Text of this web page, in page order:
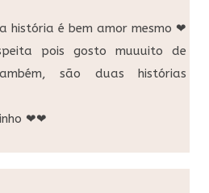
história é bem amor mesmo ❤
pois gosto muuuito de
são duas histórias
❤❤